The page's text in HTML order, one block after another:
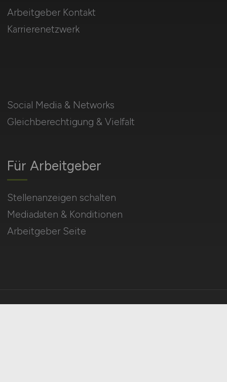
Social Media & Networks
Gleichberechtigung & Vielfalt
Für Arbeitgeber
Stellenanzeigen schalten
Mediadaten & Konditionen
Arbeitgeber Seite
Arbeitgeber Kontakt
Karrierenetzwerk